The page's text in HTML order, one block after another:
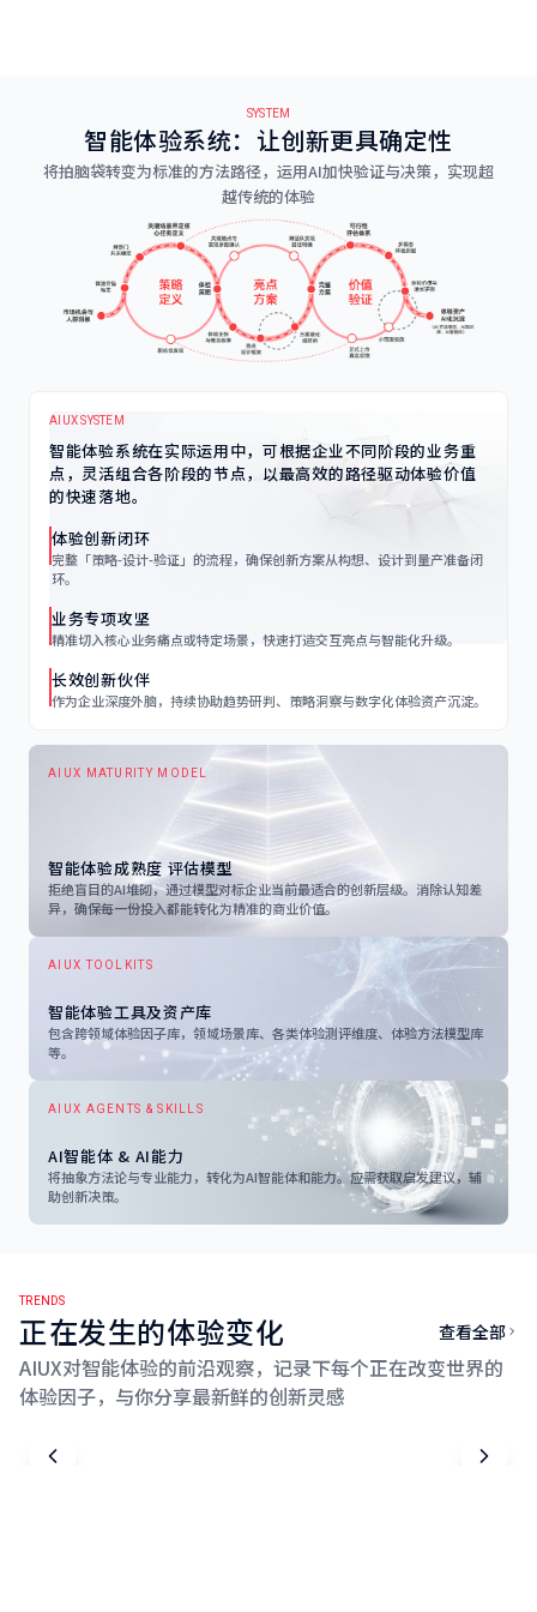
SYSTEM
智能体验系统：让创新更具确定性
将拍脑袋转变为标准的方法路径，运用AI加快验证与决策，实现超
越传统的体验
AIUX SYSTEM
智能体验系统在实际运用中，可根据企业不同阶段的业务重
点，灵活组合各阶段的节点，以最高效的路径驱动体验价值
的快速落地。
体验创新闭环
完整「策略-设计-验证」的流程，确保创新方案从构想、设计到量产准备闭
环。
业务专项攻坚
精准切入核心业务痛点或特定场景，快速打造交互亮点与智能化升级。
长效创新伙伴
作为企业深度外脑，持续协助趋势研判、策略洞察与数字化体验资产沉淀。
AIUX MATURITY MODEL
智能体验成熟度 评估模型
拒绝盲目的AI堆砌，通过模型对标企业当前最适合的创新层级。消除认知差
异，确保每一份投入都能转化为精准的商业价值。
AIUX TOOLKITS
智能体验工具及资产库
包含跨领域体验因子库，领域场景库、各类体验测评维度、体验方法模型库
等。
AIUX AGENTS & SKILLS
AI智能体 & AI能力
将抽象方法论与专业能力，转化为AI智能体和能力。应需获取启发建议，辅
助创新决策。
TRENDS
正在发生的体验变化 查看全部
AIUX对智能体验的前沿观察，记录下每个正在改变世界的
体验因子，与你分享最新鲜的创新灵感